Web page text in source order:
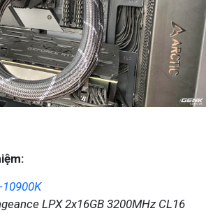
LPX 2x16GB 3200MHz CL16